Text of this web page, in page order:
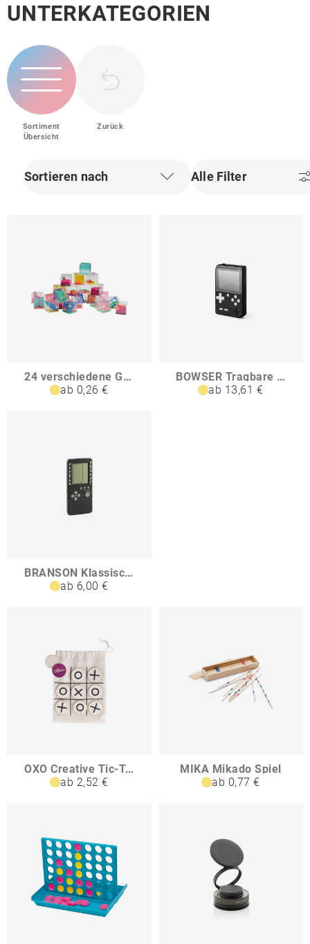
UNTERKATEGORIEN
Sortiment
Übersicht
Zurück
Sortieren nach Alle Filter
24 verschiedene Geduldsspiele Preis pro Spiel OWEN
ab 0,26 €
BOWSER Tragbare Spielkonsole mit 256 klassischen Spielen
ab 13,61 €
BRANSON Klassische Konsole mit 26 Spielen in ABS
ab 6,00 €
OXO Creative Tic-Tac-Toe-Spiel
ab 2,52 €
MIKA Mikado Spiel
ab 0,77 €